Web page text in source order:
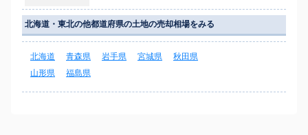
北海道・東北の他都道府県の土地の売却相場をみる
北海道 青森県 岩手県 宮城県
秋田県
山形県
福島県